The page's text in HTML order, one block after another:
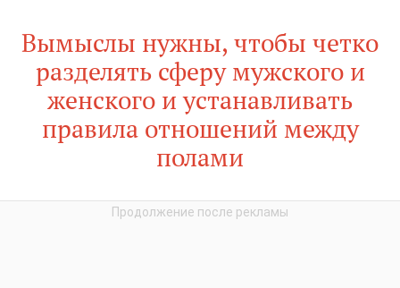
Вымыслы нужны, чтобы четко
разделять сферу мужского и
женского и устанавливать
правила отношений между
полами